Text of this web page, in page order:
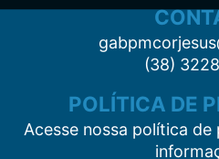
(38)
POLÍTICA DE
Acesse nossa política